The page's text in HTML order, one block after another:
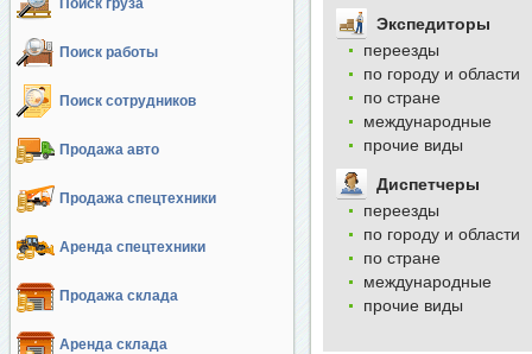
Поиск груза
Поиск работы
Поиск сотрудников
Продажа авто
Продажа спецтехники
Аренда спецтехники
Продажа склада
Аренда склада
Экспедиторы
переезды
по городу и области
по стране
международные
прочие виды
Диспетчеры
переезды
по городу и области
по стране
международные
прочие виды